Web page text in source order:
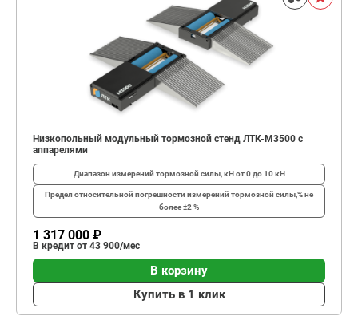
Низкопольный модульный тормозной стенд ЛТК-М3500 с
аппарелями
Диапазон измерений тормозной силы, кНот 0 до 10 кН
Предел относительной погрешности измерений тормозной силы,%не
более ±2 %
1 317 000 ₽
В кредит от 43 900/мес
В корзину
Купить в 1 клик